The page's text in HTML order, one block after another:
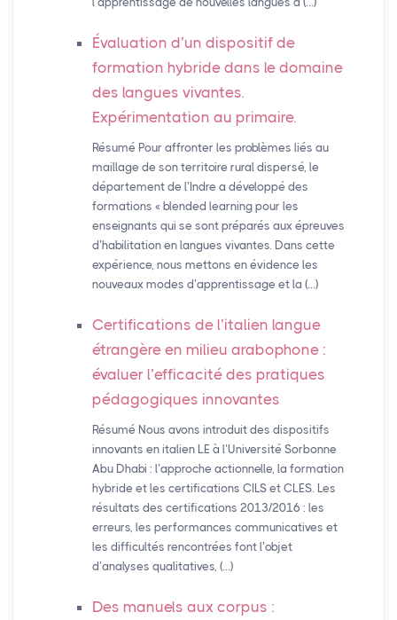
Évaluation d’un dispositif de
formation hybride dans le domaine
des langues vivantes.
Expérimentation au primaire.
Résumé Pour affronter les problèmes liés au
maillage de son territoire rural dispersé, le
département de l’Indre a développé des
formations « blended learning pour les
enseignants qui se sont préparés aux épreuves
d’habilitation en langues vivantes. Dans cette
expérience, nous mettons en évidence les
nouveaux modes d’apprentissage et la (…)
Certifications de l’italien langue
étrangère en milieu arabophone :
évaluer l’efficacité des pratiques
pédagogiques innovantes
Résumé Nous avons introduit des dispositifs
innovants en italien LE à l’Université Sorbonne
Abu Dhabi : l’approche actionnelle, la formation
hybride et les certifications CILS et CLES. Les
résultats des certifications 2013/2016 : les
erreurs, les performances communicatives et
les difficultés rencontrées font l’objet
d’analyses qualitatives, (…)
Des manuels aux corpus :